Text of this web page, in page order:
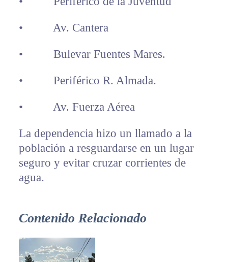
• Av. Cantera
• Bulevar Fuentes Mares.
• Periférico R. Almada.
• Av. Fuerza Aérea
La dependencia hizo un llamado a la
población a resguardarse en un lugar
seguro y evitar cruzar corrientes de
agua.
Contenido Relacionado